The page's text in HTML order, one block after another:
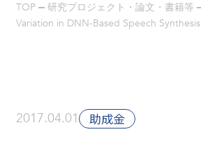
TOP 研究プロジェクト・論文・書籍等
Variation in DNN-Based Speech Synthesis
2017.04.01 助成金